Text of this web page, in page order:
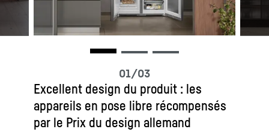
Excellent design du produit : les
appareils en pose libre récompensés
par le Prix du design allemand